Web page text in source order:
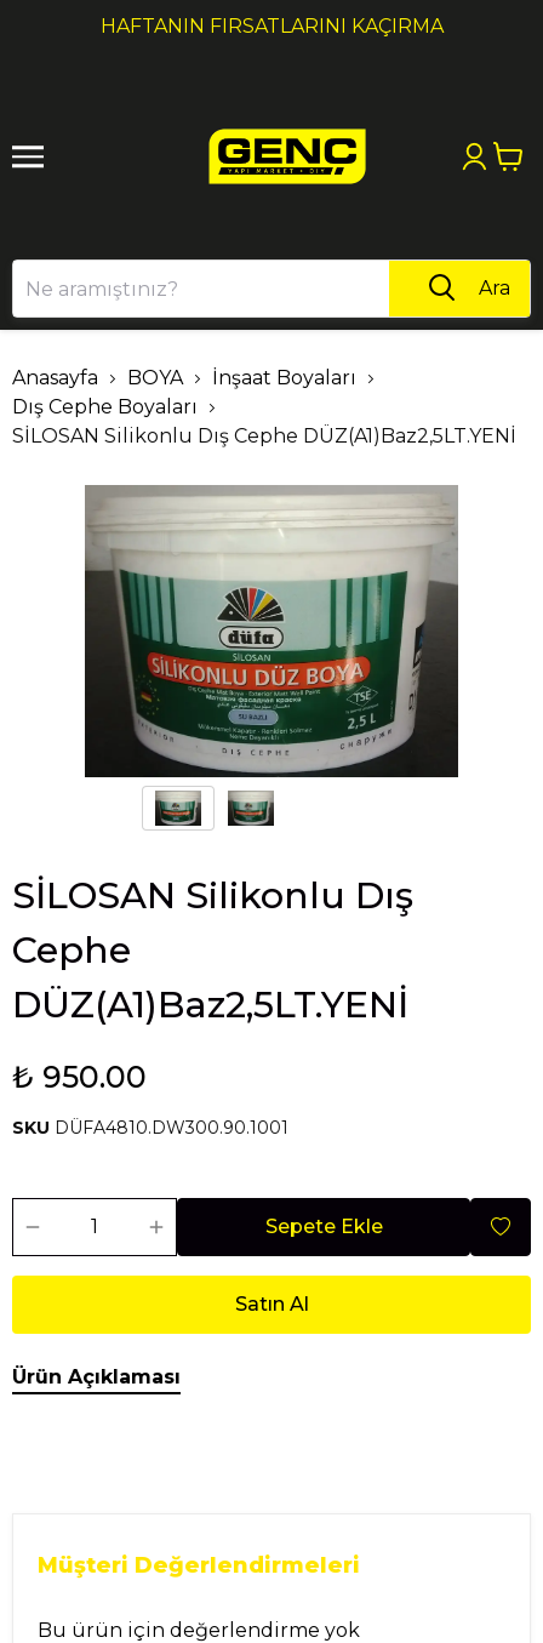
HAFTANIN FIRSATLARINI KAÇIRMA
1 2
Ara
Anasayfa BOYA
İnşaat Boyaları
Dış Cephe Boyaları
SİLOSAN Silikonlu Dış Cephe DÜZ(A1)Baz2,5LT.YENİ
SİLOSAN Silikonlu Dış
Cephe
DÜZ(A1)Baz2,5LT.YENİ
₺ 950.00
SKU DÜFA4810.DW300.90.1001
Sepete Ekle
Satın Al
Ürün Açıklaması
Müşteri Değerlendirmeleri
Bu ürün için değerlendirme yok